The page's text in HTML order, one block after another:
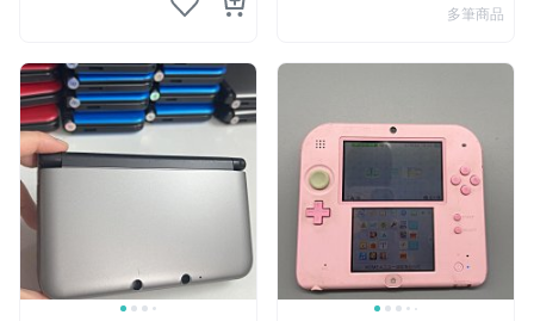
多筆商品